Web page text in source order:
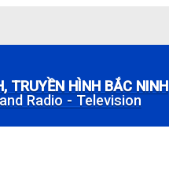
TRUYỀN HÌNH BẮC NINH
Radio - Television